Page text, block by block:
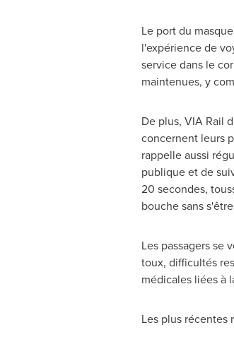
Le port du
l'expérience de
service dans le
maintenues, y
De plus, VIA Rail
concernent leurs
rappelle aussi
publique et de
20 secondes,
bouche sans
Les passagers se
toux, difficultés
médicales liées à
Les plus récentes